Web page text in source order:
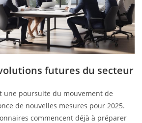
futures du secteur
une poursuite du mouvement de
de nouvelles mesures pour 2025.
commencent déjà à préparer